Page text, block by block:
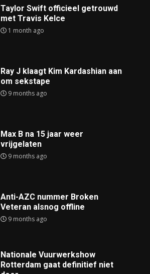
Taylor Swift officieel getrouwd
met Travis Kelce
1 month ago
Ray J klaagt Kim Kardashian aan
om sekstape
9 months ago
Max B na 15 jaar weer
vrijgelaten
9 months ago
Anti-AZC nummer Broken
Veteran alsnog offline
9 months ago
Nationale Vuurwerkshow
Rotterdam gaat definitief niet